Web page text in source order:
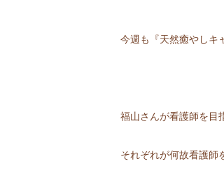
今週も『天然癒やしキ
福山さんが看護師を目
それぞれが何故看護師